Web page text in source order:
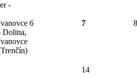
-
Dolina,
6 7 8
14